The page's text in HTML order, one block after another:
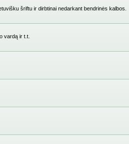
šriftu ir dirbtinai nedarkant bendrinės kalbos.
vardą ir t.t.